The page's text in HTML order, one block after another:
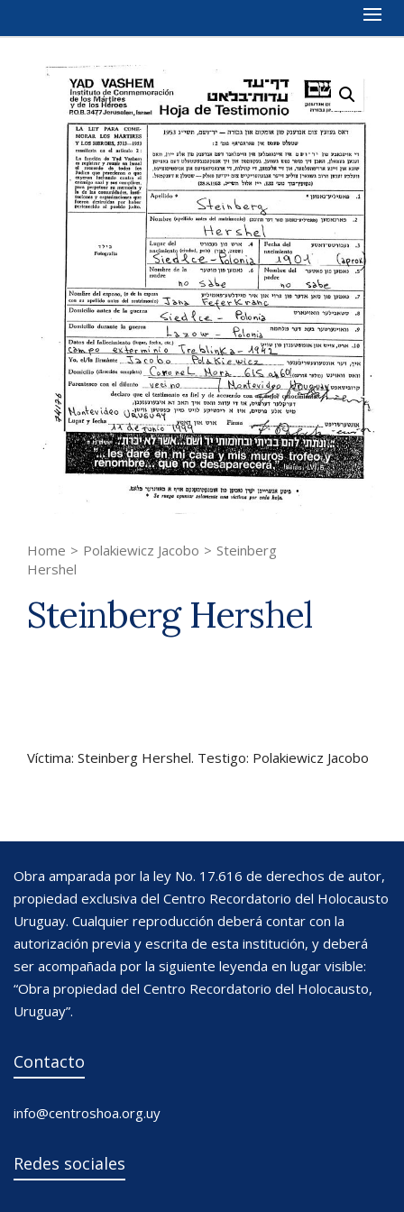
Home > Polakiewicz Jacobo > Steinberg
Hershel
Steinberg Hershel
Víctima: Steinberg Hershel. Testigo: Polakiewicz Jacobo
Obra amparada por la ley No. 17.616 de derechos de autor,
propiedad exclusiva del Centro Recordatorio del Holocausto
Uruguay. Cualquier reproducción deberá contar con la
autorización previa y escrita de esta institución, y deberá
ser acompañada por la siguiente leyenda en lugar visible:
“Obra propiedad del Centro Recordatorio del Holocausto,
Uruguay”.
Contacto
info@centroshoa.org.uy
Redes sociales